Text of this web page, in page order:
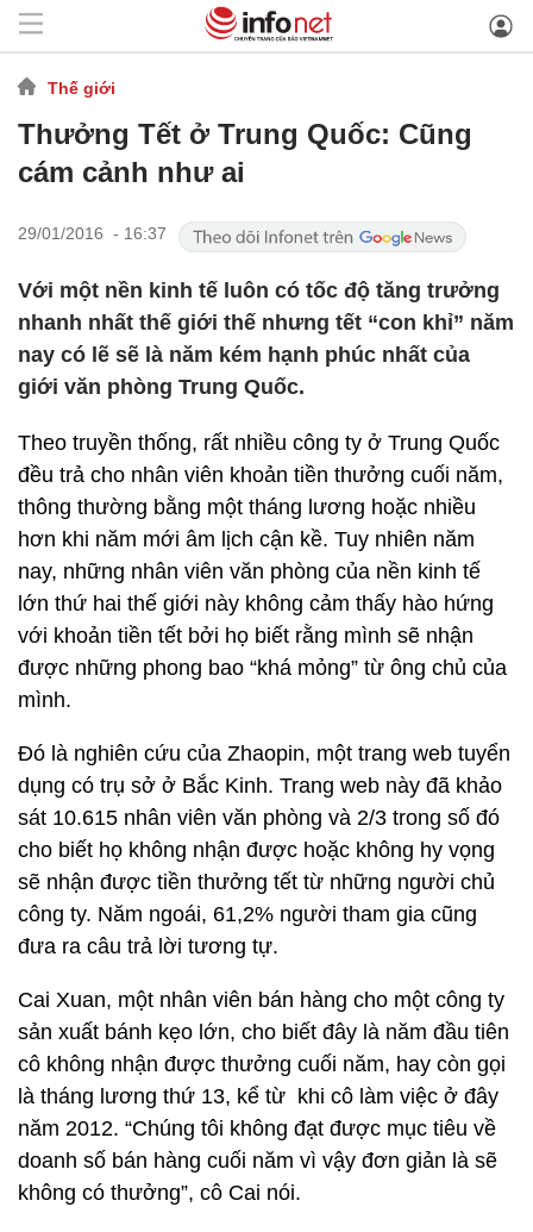
Thế giới
Thưởng Tết ở Trung Quốc: Cũng
cám cảnh như ai
29/01/2016 - 16:37
Với một nền kinh tế luôn có tốc độ tăng trưởng
nhanh nhất thế giới thế nhưng tết “con khỉ” năm
nay có lẽ sẽ là năm kém hạnh phúc nhất của
giới văn phòng Trung Quốc.
Theo truyền thống, rất nhiều công ty ở Trung Quốc
đều trả cho nhân viên khoản tiền thưởng cuối năm,
thông thường bằng một tháng lương hoặc nhiều
hơn khi năm mới âm lịch cận kề. Tuy nhiên năm
nay, những nhân viên văn phòng của nền kinh tế
lớn thứ hai thế giới này không cảm thấy hào hứng
với khoản tiền tết bởi họ biết rằng mình sẽ nhận
được những phong bao “khá mỏng” từ ông chủ của
mình.
Đó là nghiên cứu của Zhaopin, một trang web tuyển
dụng có trụ sở ở Bắc Kinh. Trang web này đã khảo
sát 10.615 nhân viên văn phòng và 2/3 trong số đó
cho biết họ không nhận được hoặc không hy vọng
sẽ nhận được tiền thưởng tết từ những người chủ
công ty. Năm ngoái, 61,2% người tham gia cũng
đưa ra câu trả lời tương tự.
Cai Xuan, một nhân viên bán hàng cho một công ty
sản xuất bánh kẹo lớn, cho biết đây là năm đầu tiên
cô không nhận được thưởng cuối năm, hay còn gọi
là tháng lương thứ 13, kể từ khi cô làm việc ở đây
năm 2012. “Chúng tôi không đạt được mục tiêu về
doanh số bán hàng cuối năm vì vậy đơn giản là sẽ
không có thưởng”, cô Cai nói.